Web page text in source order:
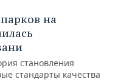
на
становления
стандарты качества